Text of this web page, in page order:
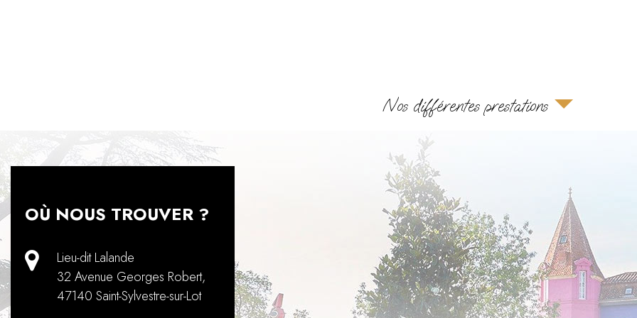
Nos différentes prestations
OÙ NOUS TROUVER ?
Lieu-dit Lalande
32 Avenue Georges Robert,
47140 Saint-Sylvestre-sur-Lot